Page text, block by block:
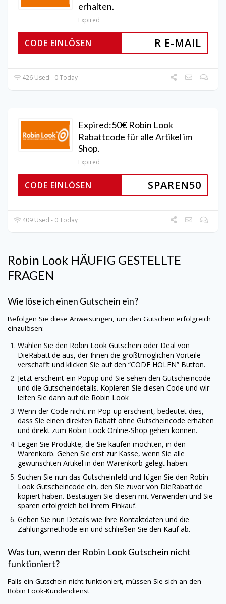
erhalten.
Expired
R E-MAIL
CODE EINLÖSEN
426 Used - 0 Today
Expired:50€ Robin Look
Rabattcode für alle Artikel im
Shop.
Expired
SPAREN50
CODE EINLÖSEN
409 Used - 0 Today
Robin Look HÄUFIG GESTELLTE
FRAGEN
Wie löse ich einen Gutschein ein?
Befolgen Sie diese Anweisungen, um den Gutschein erfolgreich
einzulösen:
Wählen Sie den Robin Look Gutschein oder Deal von
DieRabatt.de aus, der Ihnen die größtmöglichen Vorteile
verschafft und klicken Sie auf den “CODE HOLEN” Button.
Jetzt erscheint ein Popup und Sie sehen den Gutscheincode
und die Gutscheindetails. Kopieren Sie diesen Code und wir
leiten Sie dann auf die Robin Look
Wenn der Code nicht im Pop-up erscheint, bedeutet dies,
dass Sie einen direkten Rabatt ohne Gutscheincode erhalten
und direkt zum Robin Look Online-Shop gehen können.
Legen Sie Produkte, die Sie kaufen möchten, in den
Warenkorb. Gehen Sie erst zur Kasse, wenn Sie alle
gewünschten Artikel in den Warenkorb gelegt haben.
Suchen Sie nun das Gutscheinfeld und fügen Sie den Robin
Look Gutscheincode ein, den Sie zuvor von DieRabatt.de
kopiert haben. Bestätigen Sie diesen mit Verwenden und Sie
sparen erfolgreich bei Ihrem Einkauf.
Geben Sie nun Details wie Ihre Kontaktdaten und die
Zahlungsmethode ein und schließen Sie den Kauf ab.
Was tun, wenn der Robin LookGutschein nicht
funktioniert?
Falls ein Gutschein nicht funktioniert, müssen Sie sich an den
Robin Look-Kundendienst